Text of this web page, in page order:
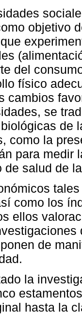
objetivo
del
físico
cambios
se
de
como la
para medir
de salud de
como los
ellos
de
la
hasta la